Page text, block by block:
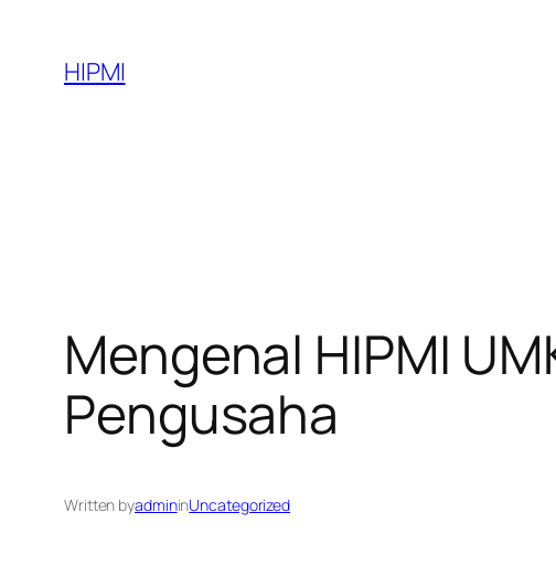
content
HIPMI
Mengenal HIPMI
Pengusaha
Written byadmininUncategorized